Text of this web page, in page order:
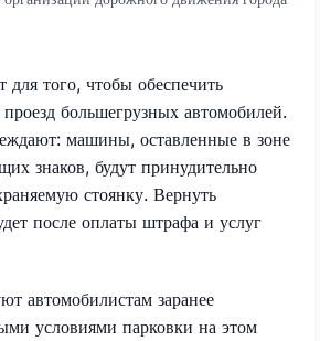
для того, чтобы обеспечить
большегрузных автомобилей.
машины, оставленные в зоне
знаков, будут принудительно
стоянку. Вернуть
после оплаты штрафа и услуг
автомобилистам заранее
условиями парковки на этом